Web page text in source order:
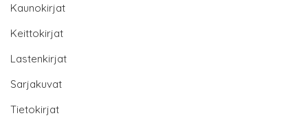
Kaunokirjat
Keittokirjat
Lastenkirjat
Sarjakuvat
Tietokirjat